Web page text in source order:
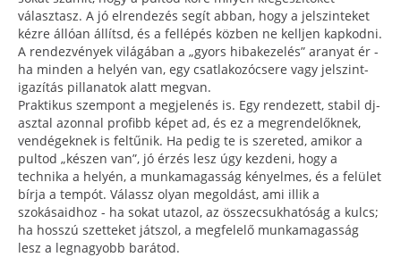
választasz. A jó elrendezés segít abban, hogy a jelszinteket
kézre állóan állítsd, és a fellépés közben ne kelljen kapkodni.
A rendezvények világában a „gyors hibakezelés” aranyat ér -
ha minden a helyén van, egy csatlakozócsere vagy jelszint-
igazítás pillanatok alatt megvan.
Praktikus szempont a megjelenés is. Egy rendezett, stabil dj-
asztal azonnal profibb képet ad, és ez a megrendelőknek,
vendégeknek is feltűnik. Ha pedig te is szereted, amikor a
pultod „készen van”, jó érzés lesz úgy kezdeni, hogy a
technika a helyén, a munkamagasság kényelmes, és a felület
bírja a tempót. Válassz olyan megoldást, ami illik a
szokásaidhoz - ha sokat utazol, az összecsukhatóság a kulcs;
ha hosszú szetteket játszol, a megfelelő munkamagasság
lesz a legnagyobb barátod.